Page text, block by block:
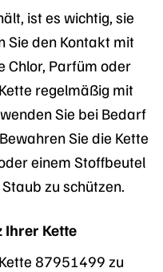
ist es wichtig, sie
Sie den Kontakt mit
Chlor, Parfüm oder
regelmäßig mit
Sie bei Bedarf
Sie die Kette
einem Stoffbeutel
zu schützen.
Ihrer Kette
87951499 zu